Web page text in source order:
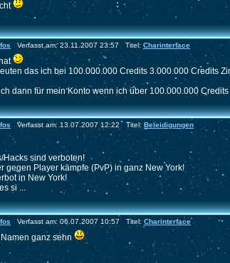
Verfasst am: 23.11.2007 23:57 Titel: Charinterface
das ich bei 100.000.000 Credits 3.000.000 Credits
dann für mein Konto wenn ich über 100.000.000 Credits
Verfasst am: 13.07.2007 12:22 Titel: Beleidigungen
Hacks sind verboten!
gegen Player kämpfe (PvP) in ganz New York!
in New York!
si ...
Verfasst am: 06.07.2007 10:57 Titel: Charinterface
ganz sehn